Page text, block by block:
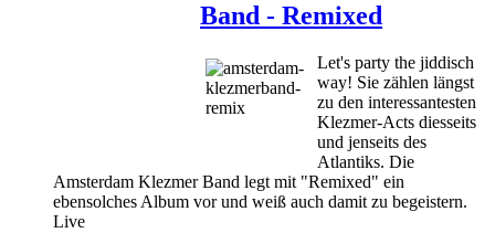
Band - Remixed
Let's party the jiddisch
way! Sie zählen längst
zu den interessantesten
Klezmer-Acts diesseits
und jenseits des
Atlantiks. Die
Amsterdam Klezmer Band legt mit "Remixed" ein
ebensolches Album vor und weiß auch damit zu begeistern.
Live